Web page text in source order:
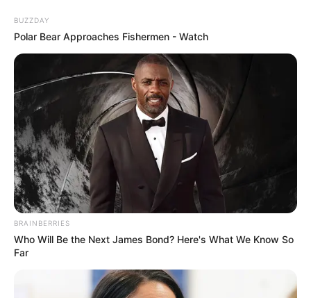
Vaso Decorativo com Garrafa
Plástica – Aprenda Passo a Passo
BUZZDAY
Polar Bear Approaches Fishermen - Watch
BRAINBERRIES
Who Will Be the Next James Bond? Here's What We Know So
Far